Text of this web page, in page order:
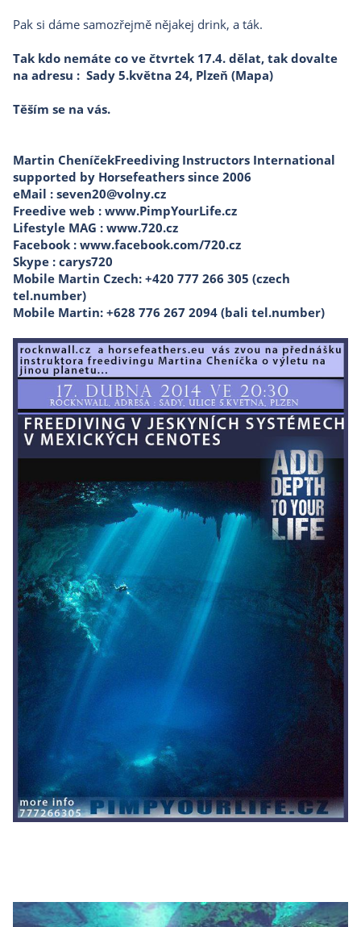
Pak si dáme samozřejmě nějakej drink, a ták.
Tak kdo nemáte co ve čtvrtek 17.4. dělat, tak dovalte
na adresu : Sady 5.května 24, Plzeň (Mapa)
Těším se na vás.
Martin CheníčekFreediving Instructors International
supported by Horsefeathers since 2006
eMail : seven20@volny.cz
Freedive web : www.PimpYourLife.cz
Lifestyle MAG : www.720.cz
Facebook : www.facebook.com/720.cz
Skype : carys720
Mobile Martin Czech: +420 777 266 305 (czech
tel.number)
Mobile Martin: +628 776 267 2094 (bali tel.number)